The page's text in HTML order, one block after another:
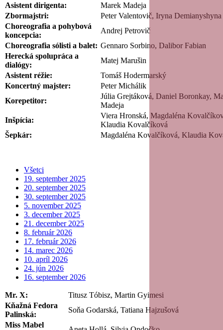
Asistent dirigenta:
Marek Madeja
Zbormajstri:
Peter Valentovič, Iryna Demianyshyna
Choreografia a pohybová
koncepcia:
Andrej Petrovič
Choreografia sólisti a balet: Gennaro Sorbino, Dalibor Fabian
Herecká spolupráca a
dialógy:
Matej Marušin
Asistent réžie:
Tomáš Hodermarský
Koncertný majster:
Peter Michálik
Korepetitor:
Júlia Grejtáková, Daniel Boronkay,
Madeja
Inšpícia:
Viera Hronská, Magdaléna
Klaudia Kovalčíková
Šepkár:
Magdaléna Kovalčíková, Klaudia
Všetci
19. september 2025
20. september 2025
30. september 2025
5. november 2025
3. december 2025
21. december 2025
8. február 2026
17. február 2026
14. marec 2026
10. apríl 2026
24. jún 2026
16. september 2026
Mr. X:
Titusz Tóbisz, Martin Gyimesi
Kňažná Fedora
Palinská:
Soňa Godarská, Tatiana Hajzušová
Miss Mabel